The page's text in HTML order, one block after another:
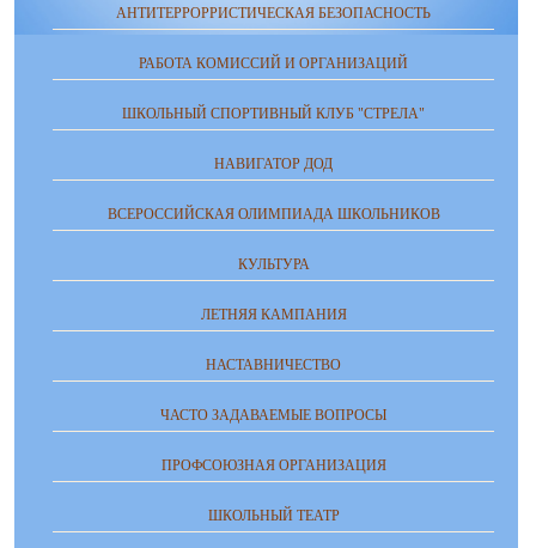
АНТИТЕРРОРРИСТИЧЕСКАЯ БЕЗОПАСНОСТЬ
РАБОТА КОМИССИЙ И ОРГАНИЗАЦИЙ
ШКОЛЬНЫЙ СПОРТИВНЫЙ КЛУБ "СТРЕЛА"
НАВИГАТОР ДОД
ВСЕРОССИЙСКАЯ ОЛИМПИАДА ШКОЛЬНИКОВ
КУЛЬТУРА
ЛЕТНЯЯ КАМПАНИЯ
НАСТАВНИЧЕСТВО
ЧАСТО ЗАДАВАЕМЫЕ ВОПРОСЫ
ПРОФСОЮЗНАЯ ОРГАНИЗАЦИЯ
ШКОЛЬНЫЙ ТЕАТР